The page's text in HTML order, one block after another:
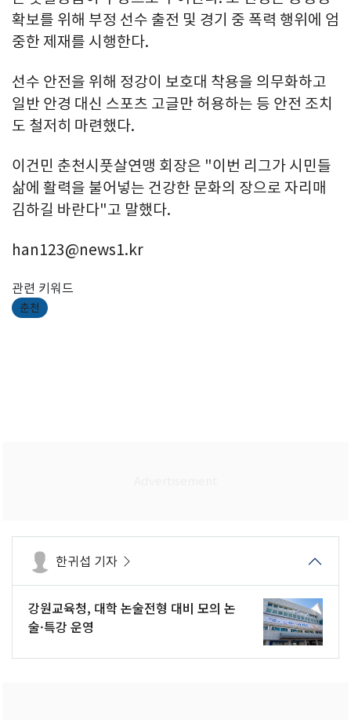
확보를 위해 부정 선수 출전 및 경기 중 폭력 행위에 엄
중한 제재를 시행한다.
선수 안전을 위해 정강이 보호대 착용을 의무화하고
일반 안경 대신 스포츠 고글만 허용하는 등 안전 조치
도 철저히 마련했다.
이건민 춘천시풋살연맹 회장은 "이번 리그가 시민들
삶에 활력을 불어넣는 건강한 문화의 장으로 자리매
김하길 바란다"고 말했다.
han123@news1.kr
관련 키워드
춘천
한귀섭 기자
강원교육청, 대학 논술전형 대비 모의 논
술·특강 운영